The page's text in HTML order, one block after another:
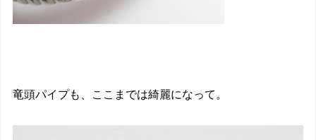
竜頭パイプも、ここまでは綺麗になって。